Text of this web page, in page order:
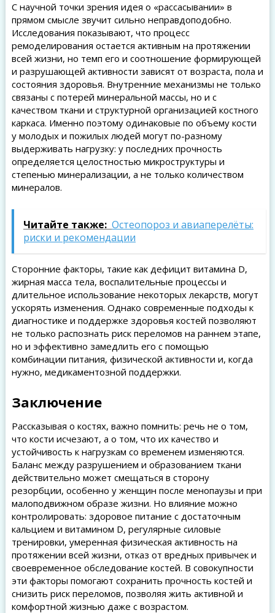
С научной точки зрения идея о «рассасывании» в
прямом смысле звучит сильно неправдоподобно.
Исследования показывают, что процесс
ремоделирования остается активным на протяжении
всей жизни, но темп его и соотношение формирующей
и разрушающей активности зависят от возраста, пола и
состояния здоровья. Внутренние механизмы не только
связаны с потерей минеральной массы, но и с
качеством ткани и структурной организацией костного
каркаса. Именно поэтому одинаковые по объему кости
у молодых и пожилых людей могут по-разному
выдерживать нагрузку: у последних прочность
определяется целостностью микроструктуры и
степенью минерализации, а не только количеством
минералов.
Читайте также: Остеопороз и авиаперелёты:
риски и рекомендации
Сторонние факторы, такие как дефицит витамина D,
жирная масса тела, воспалительные процессы и
длительное использование некоторых лекарств, могут
ускорять изменения. Однако современные подходы к
диагностике и поддержке здоровья костей позволяют
не только распознать риск переломов на раннем этапе,
но и эффективно замедлить его с помощью
комбинации питания, физической активности и, когда
нужно, медикаментозной поддержки.
Заключение
Рассказывая о костях, важно помнить: речь не о том,
что кости исчезают, а о том, что их качество и
устойчивость к нагрузкам со временем изменяются.
Баланс между разрушением и образованием ткани
действительно может смещаться в сторону
резорбции, особенно у женщин после менопаузы и при
малоподвижном образе жизни. Но влияние можно
контролировать: здоровое питание с достаточным
кальцием и витамином D, регулярные силовые
тренировки, умеренная физическая активность на
протяжении всей жизни, отказ от вредных привычек и
своевременное обследование костей. В совокупности
эти факторы помогают сохранить прочность костей и
снизить риск переломов, позволяя жить активной и
комфортной жизнью даже с возрастом.